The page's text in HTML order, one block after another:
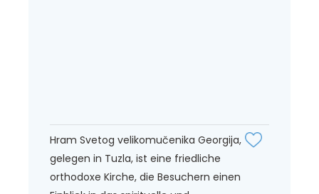
Hram Svetog velikomučenika Georgija,
gelegen in Tuzla, ist eine friedliche
orthodoxe Kirche, die Besuchern einen